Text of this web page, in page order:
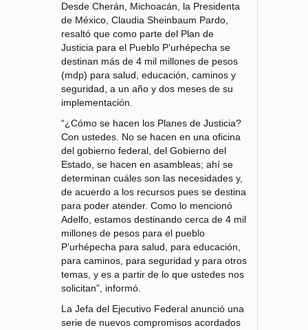
Desde Cherán, Michoacán, la Presidenta
de México, Claudia Sheinbaum Pardo,
resaltó que como parte del Plan de
Justicia para el Pueblo P’urhépecha se
destinan más de 4 mil millones de pesos
(mdp) para salud, educación, caminos y
seguridad, a un año y dos meses de su
implementación.
“¿Cómo se hacen los Planes de Justicia?
Con ustedes. No se hacen en una oficina
del gobierno federal, del Gobierno del
Estado, se hacen en asambleas; ahí se
determinan cuáles son las necesidades y,
de acuerdo a los recursos pues se destina
para poder atender. Como lo mencionó
Adelfo, estamos destinando cerca de 4 mil
millones de pesos para el pueblo
P’urhépecha para salud, para educación,
para caminos, para seguridad y para otros
temas, y es a partir de lo que ustedes nos
solicitan”, informó.
La Jefa del Ejecutivo Federal anunció una
serie de nuevos compromisos acordados